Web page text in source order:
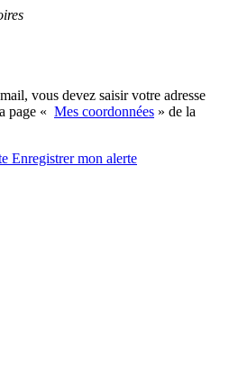
vous devez saisir votre adresse
page « Mes coordonnées » de la
Enregistrermon alerte